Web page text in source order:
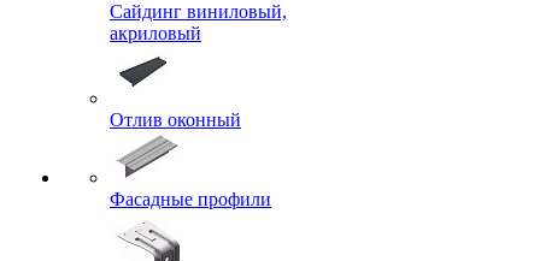
Сайдинг виниловый,
акриловый
Отлив оконный
Фасадные профили